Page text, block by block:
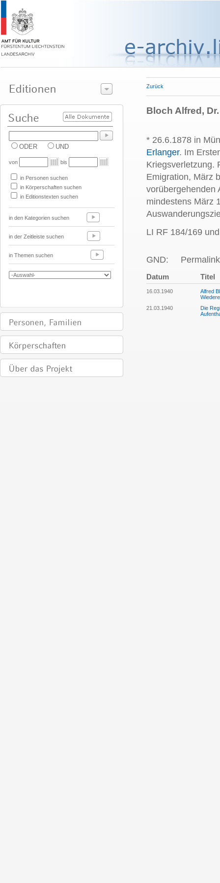
ODER UND
von bis
in Personen suchen
in Körperschaften suchen
in Editionstexten suchen
in den Kategorien suchen
in der Zeitleiste suchen
in Themen suchen
Zurück
Bloch Alfred,
* 26.6.1878 in
Erlanger. Im
Kriegsverletzung.
Emigration, März
vorübergehenden
mindestens März
LI RF 184/169
GND:
Datum Titel
16.03.1940
Alfred
21.03.1940
Die